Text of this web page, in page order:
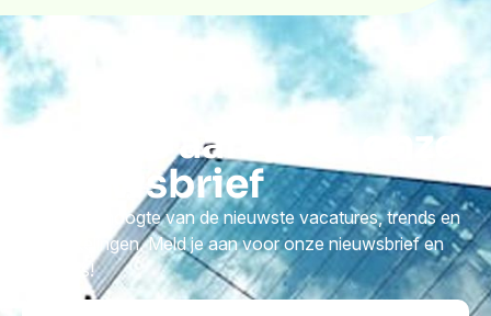
Meld je aan voor onze
nieuwsbrief
Blijf op de hoogte van de nieuwste vacatures, trends en
ontwikkelingen. Meld je aan voor onze nieuwsbrief en
mis niets!